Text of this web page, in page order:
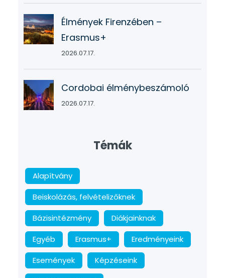
Élmények Firenzében –
Erasmus+
2026.07.17.
Cordobai élménybeszámoló
2026.07.17.
Témák
Alapítvány
Beiskolázás, felvételizőknek
Bázisintézmény
Diákjainknak
Egyéb
Erasmus+
Eredményeink
Események
Képzéseink